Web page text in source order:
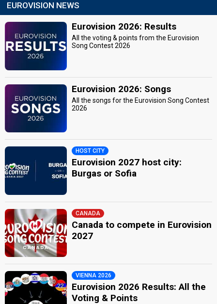
EUROVISION NEWS
Eurovision 2026: Results
All the voting & points from the Eurovision
Song Contest 2026
Eurovision 2026: Songs
All the songs for the Eurovision Song Contest
2026
HOST CITY
Eurovision 2027 host city:
Burgas or Sofia
CANADA
Canada to compete in Eurovision
2027
VIENNA 2026
Eurovision 2026 Results: All the
Voting & Points